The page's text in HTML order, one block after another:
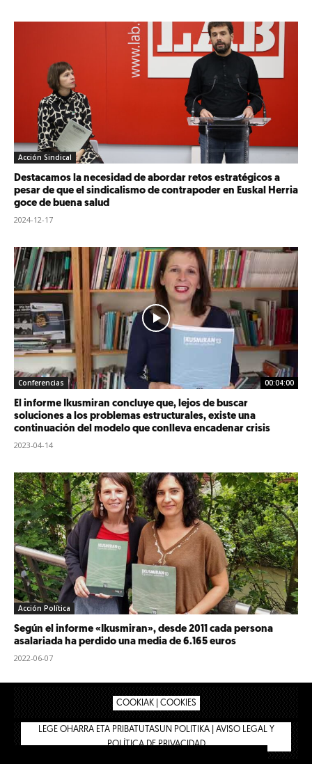
Acción Sindical
Destacamos la necesidad de abordar retos estratégicos a
pesar de que el sindicalismo de contrapoder en Euskal Herria
goce de buena salud
2024-12-17
Conferencias 00:04:00
El informe Ikusmiran concluye que, lejos de buscar
soluciones a los problemas estructurales, existe una
continuación del modelo que conlleva encadenar crisis
2023-04-14
Acción Política
Según el informe «Ikusmiran», desde 2011 cada persona
asalariada ha perdido una media de 6.165 euros
2022-06-07
COOKIAK | COOKIES
LEGE OHARRA ETA PRIBATUTASUN POLITIKA | AVISO LEGAL Y
POLÍTICA DE PRIVACIDAD